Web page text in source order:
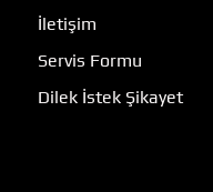
İletişim
Servis Formu
Dilek İstek Şikayet